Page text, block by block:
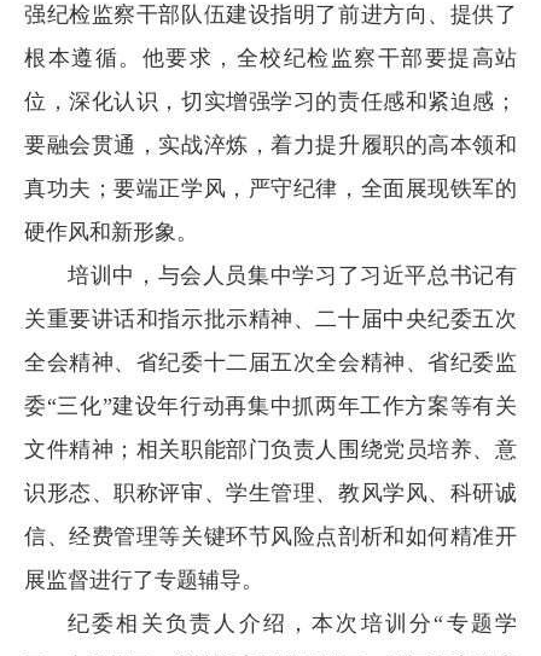
强纪检监察干部队伍建设指明了前进方向、提供了
根本遵循。他要求，全校纪检监察干部要提高站
位，深化认识，切实增强学习的责任感和紧迫感；
要融会贯通，实战淬炼，着力提升履职的高本领和
真功夫；要端正学风，严守纪律，全面展现铁军的
硬作风和新形象。
培训中，与会人员集中学习了习近平总书记有
关重要讲话和指示批示精神、二十届中央纪委五次
全会精神、省纪委十二届五次全会精神、省纪委监
委“三化”建设年行动再集中抓两年工作方案等有关
文件精神；相关职能部门负责人围绕党员培养、意
识形态、职称评审、学生管理、教风学风、科研诚
信、经费管理等关键环节风险点剖析和如何精准开
展监督进行了专题辅导。
纪委相关负责人介绍，本次培训分“专题学